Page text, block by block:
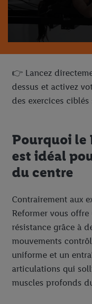
👉 Lancez
dessus et activez
des exercices ciblés
Pourquoi le
est idéal
du centre
Contrairement aux
Reformer vous
résistance grâce à
mouvements
uniforme et un
articulations qui
muscles profonds